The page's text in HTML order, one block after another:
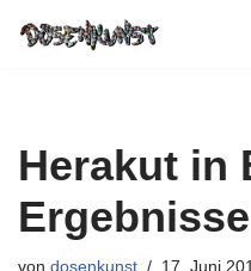
Herakut in
Ergebnisse
von dosenkunst 17. Juni